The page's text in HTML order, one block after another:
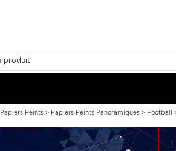
Papiers Peints > Papiers Peints Panoramiques > Football